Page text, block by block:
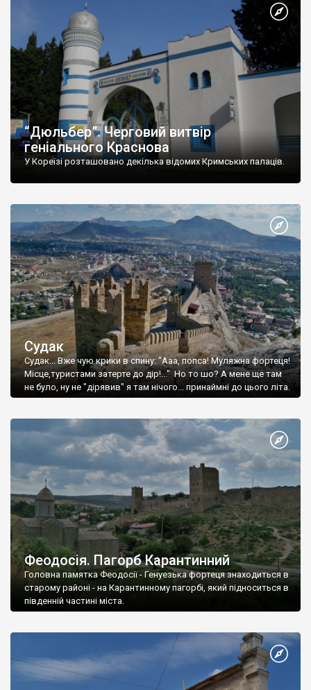
“Дюльбер”. Черговий витвір
геніального Краснова
У Кореїзі розташовано декілька відомих Кримських палаців.
Судак
Судак... Вже чую крики в спину: "Ааа, попса! Муляжна фортеця!
Місце,туристами затерте до дір!..." Но то шо? А мене ще там
не було, ну не "дірявив" я там нічого... принаймні до цього літа.
Феодосія. Пагорб Карантинний
Головна памятка Феодосії - Генуезька фортеця знаходиться в
старому районі - на Карантинному пагорбі, який підноситься в
південній частині міста.